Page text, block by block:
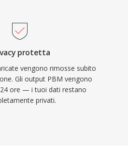
protetta
vengono rimosse subito
Gli output PBM vengono
ore — i tuoi dati restano
privati.